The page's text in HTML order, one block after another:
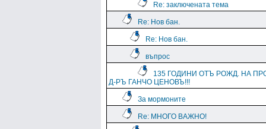
Re: заключената тема
Re: Нов бан.
Re: Нов бан.
въпрос
135 ГОДИНИ ОТЪ РОЖД. НА
Д-РЪ ГАНЧО ЦЕНОВЪ!!!
За мормоните
Re: МНОГО ВАЖНО!